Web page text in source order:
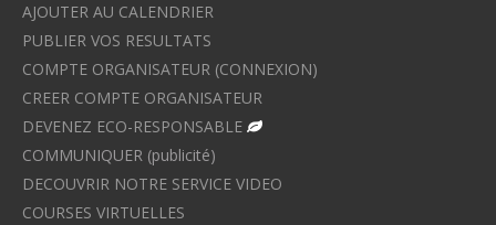
AJOUTER AU CALENDRIER
PUBLIER VOS RESULTATS
COMPTE ORGANISATEUR (CONNEXION)
CREER COMPTE ORGANISATEUR
DEVENEZ ECO-RESPONSABLE
COMMUNIQUER (publicité)
DECOUVRIR NOTRE SERVICE VIDEO
COURSES VIRTUELLES